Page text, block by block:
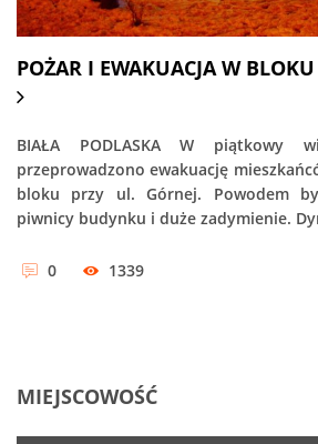
POŻAR I EWAKUACJA W
BIAŁA PODLASKA W piątkowy
przeprowadzono ewakuację
bloku przy ul. Górnej. Powodem
piwnicy budynku i duże zadymienie.
0 1339
MIEJSCOWOŚĆ